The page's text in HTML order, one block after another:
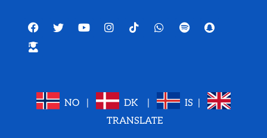
NO DK IS
TRANSLATE